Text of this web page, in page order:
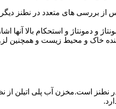
بررسی های متعدد در نطنز
دمونتاژ و استحکام بالا آنها
خاک و محیط زیست و همچنین لزوم
نطنز است.مخزن آب پلی اتیلن از